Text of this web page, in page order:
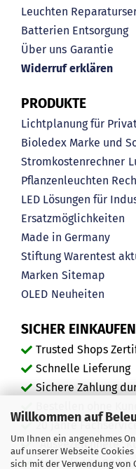
Willkommen auf
Um Ihnen ein angenehmes
auf unserer Webseite
sich mit der Verwendung
Leuchten
Batterien Entsorgung
Über uns Garantie
Widerruf erklären
PRODUKTE
Lichtplanung für
Bioledex Marke und
Stromkostenrechner
Pflanzenleuchten
LED Lösungen für
Ersatzmöglichkeiten
Made in Germany
Stiftung Warentest
Marken Sitemap
OLED Neuheiten
SICHER EINKAUFEN
Trusted Shops
Schnelle Lieferung
Sichere Zahlung
20 Jahre
"Ausgezeichnete"
Mehr als 450.000